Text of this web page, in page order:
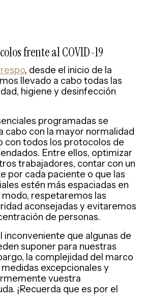
frente al COVID-19
, desde el inicio de la
llevado a cabo todas las
higiene y desinfección
programadas se
cabo con la mayor normalidad
con todos los protocolos de
Entre ellos, optimizar
trabajadores, contar con un
por cada paciente o que las
estén más espaciadas en
respetaremos las
aconsejadas y evitaremos
de personas.
que algunas de
suponer para nuestras
la complejidad del marco
excepcionales y
vuestra
¡Recuerda que es por el